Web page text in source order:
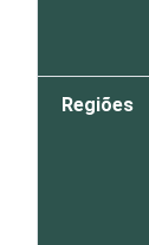
Regiões